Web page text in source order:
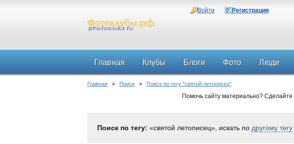
Войти Регистрация
Главная Клубы Блоги Фото Люди
Главная » Поиск » Поиск по тегу "святой летописец"
Помочь сайту материально?
Поиск по тегу: «святой летописец», искать по другому тегу